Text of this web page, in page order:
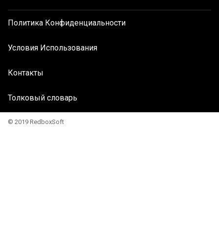
Политика Конфиденциальности
Условия Использования
Контакты
Толковый словарь
© 2019 RedboxSoft